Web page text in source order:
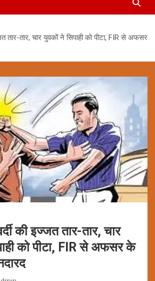
तार-तार, चार युवकों ने सिपाही को पीटा, FIR से अफसर
की इज्जत तार-तार, चार
को पीटा, FIR से अफसर के